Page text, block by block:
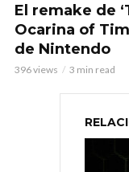
El remake de
Ocarina of
de Nintendo
396 views 3 min read